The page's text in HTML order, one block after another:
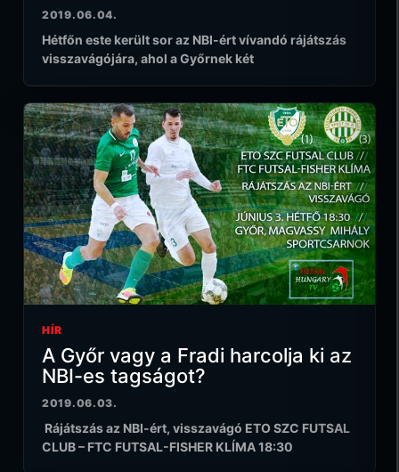
2019.06.04.
Hétfőn este került sor az NBI-ért vívandó rájátszás
visszavágójára, ahol a Győrnek két
HÍR
A Győr vagy a Fradi harcolja ki az
NBI-es tagságot?
2019.06.03.
Rájátszás az NBI-ért, visszavágó ETO SZC FUTSAL
CLUB – FTC FUTSAL-FISHER KLÍMA 18:30